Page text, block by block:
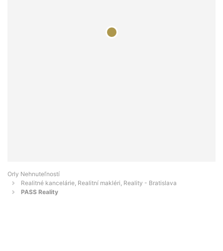
Orly Nehnuteľností
Realitné kancelárie, Realitní makléri, Reality - Bratislava
PASS Reality